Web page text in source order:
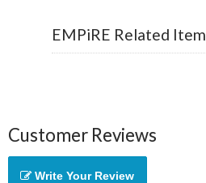
EMPiRE Related
Customer Reviews
Write Your Review